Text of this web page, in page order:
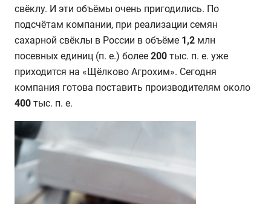
свёклу. И эти объёмы очень пригодились. По
подсчётам компании, при реализации семян
сахарной свёклы в России в объёме 1,2 млн
посевных единиц (п. е.) более 200 тыс. п. е. уже
приходится на «Щёлково Агрохим». Сегодня
компания готова поставить производителям около
400 тыс. п. е.